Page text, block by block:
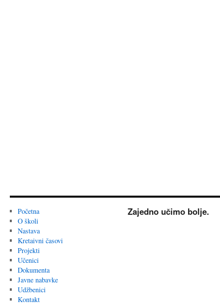
Početna
O školi
Nastava
Kretaivni časovi
Projekti
Učenici
Dokumenta
Javne nabavke
Udžbenici
Kontakt
Zajedno učimo bolje.